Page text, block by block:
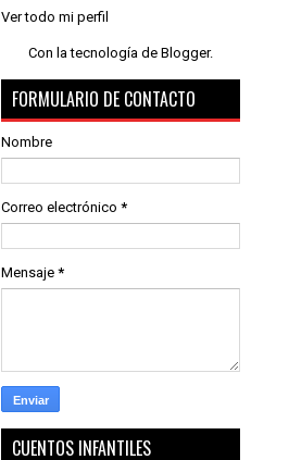
Ver todo mi perfil
Con la tecnología de Blogger.
FORMULARIO DE CONTACTO
Nombre
Correo electrónico *
Mensaje *
CUENTOS INFANTILES